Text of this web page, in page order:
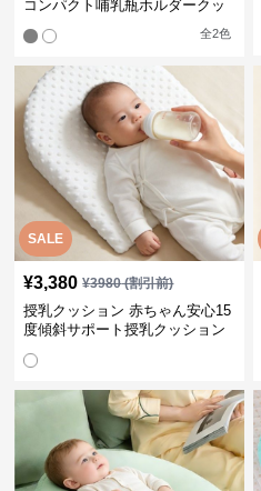
コンパクト哺乳瓶ホルダークッ
全2色
SALE
¥3,380 ¥3980(割引前)
授乳クッション 赤ちゃん安心15
度傾斜サポート授乳クッション